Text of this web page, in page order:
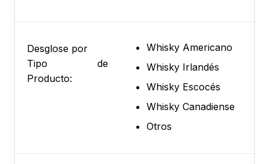
Desglose por
Tipo de
Producto:
Whisky Americano
Whisky Irlandés
Whisky Escocés
Whisky Canadiense
Otros